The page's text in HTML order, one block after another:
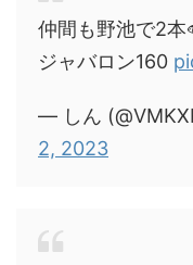
仲間も野池で2
ジャバロン160
— しん
2, 2023